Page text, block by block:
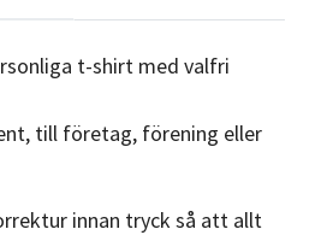
t-shirt med valfri
till företag, förening eller
innan tryck så att allt